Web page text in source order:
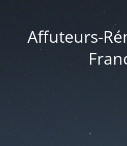
Affuteurs-